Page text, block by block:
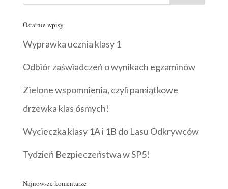
Ostatnie wpisy
Wyprawka ucznia klasy 1
Odbiór zaświadczeń o wynikach egzaminów
Zielone wspomnienia, czyli pamiątkowe
drzewka klas ósmych!
Wycieczka klasy 1A i 1B do Lasu Odkrywców
Tydzień Bezpieczeństwa w SP5!
Najnowsze komentarze